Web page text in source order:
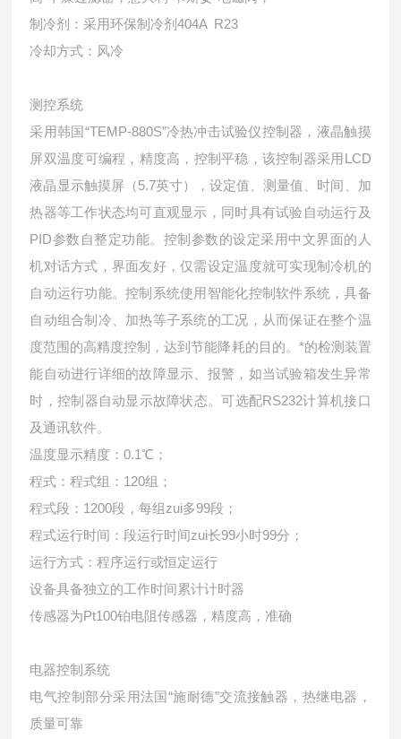
制冷剂：采用环保制冷剂404A R23
冷却方式：风冷
测控系统
采用韩国“TEMP-880S”冷热冲击试验仪控制器，液晶触摸
屏双温度可编程，精度高，控制平稳，该控制器采用LCD
液晶显示触摸屏（5.7英寸），设定值、测量值、时间、加
热器等工作状态均可直观显示，同时具有试验自动运行及
PID参数自整定功能。控制参数的设定采用中文界面的人
机对话方式，界面友好，仅需设定温度就可实现制冷机的
自动运行功能。控制系统使用智能化控制软件系统，具备
自动组合制冷、加热等子系统的工况，从而保证在整个温
度范围的高精度控制，达到节能降耗的目的。*的检测装置
能自动进行详细的故障显示、报警，如当试验箱发生异常
时，控制器自动显示故障状态。可选配RS232计算机接口
及通讯软件。
温度显示精度：0.1℃；
程式：程式组：120组；
程式段：1200段，每组zui多99段；
程式运行时间：段运行时间zui长99小时99分；
运行方式：程序运行或恒定运行
设备具备独立的工作时间累计计时器
传感器为Pt100铂电阻传感器，精度高，准确
电器控制系统
电气控制部分采用法国“施耐德”交流接触器，热继电器，
质量可靠